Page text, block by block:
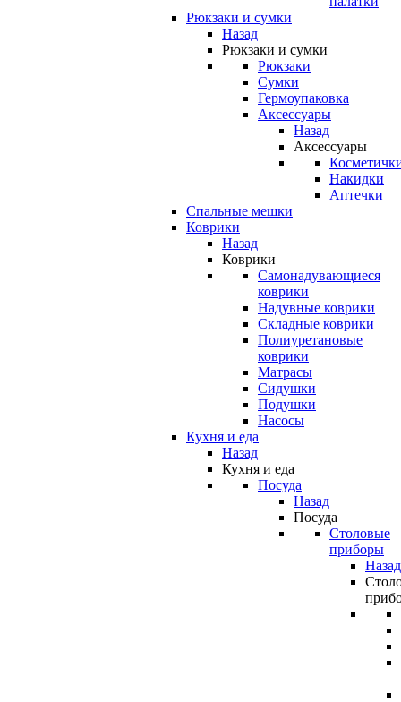
Рюкзаки и сумки
Назад
Рюкзаки и сумки
Рюкзаки
Сумки
Гермоупаковка
Аксессуары
Назад
Аксессуары
Накидки
Аптечки
Спальные мешки
Коврики
Назад
Коврики
Самонадувающиеся
коврики
Надувные коврики
Складные коврики
Полиуретановые
коврики
Матрасы
Сидушки
Подушки
Насосы
Кухня и еда
Назад
Кухня и еда
Посуда
Назад
Посуда
Столовые
приборы
Назад